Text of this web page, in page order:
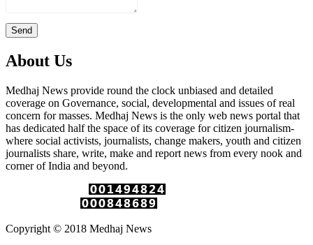
Send
About Us
Medhaj News provide round the clock unbiased and detailed
coverage on Governance, social, developmental and issues of real
concern for masses. Medhaj News is the only web news portal that
has dedicated half the space of its coverage for citizen journalism-
where social activists, journalists, change makers, youth and citizen
journalists share, write, make and report news from every nook and
corner of India and beyond.
Copyright © 2018 Medhaj News